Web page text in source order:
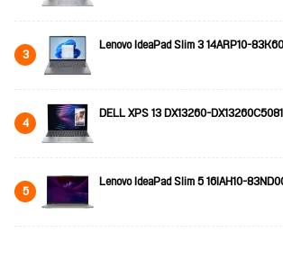
3 Lenovo IdeaPad Slim 3 14ARP10-
4 DELL XPS 13 DX13260-DX13260C5081
5 Lenovo IdeaPad Slim 5 16IAH10-